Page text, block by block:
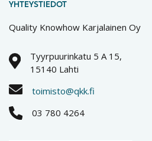
YHTEYSTIEDOT
Quality Knowhow Karjalainen Oy
Tyyrpuurinkatu 5 A 15,
15140 Lahti
toimisto@qkk.fi
03 780 4264